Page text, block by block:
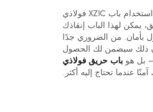
إذا كنت تقوم ببناء منزل، فيجب عليك التفكير في استخدام باب XZIC فولاذي
يمكن لهذا الباب إنقاذك
بأمان. من الضروري جدًا
ذلك سيضمن لك الحصول
بل هو باب حريق فولاذي
عندما تحتاج إليه أكثر.